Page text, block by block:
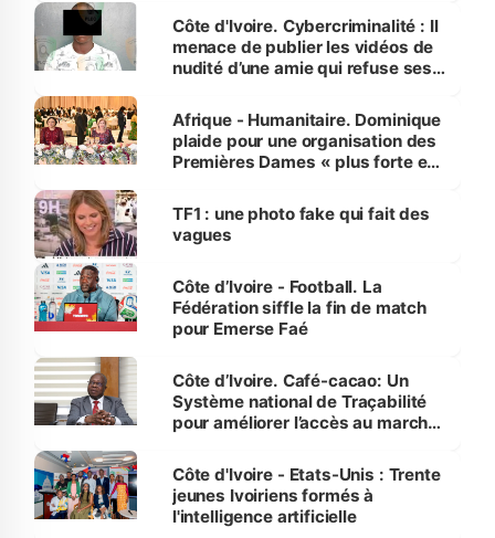
des Transports
Côte d'Ivoire. Cybercriminalité : Il
menace de publier les vidéos de
nudité d’une amie qui refuse ses
Afrique - Humanitaire. Dominique
plaide pour une organisation des
Premières Dames « plus forte et
sur la scène internationale »
TF1 : une photo fake qui fait des
vagues
Côte d’Ivoire - Football. La
Fédération siffle la fin de match
pour Emerse Faé
Côte d’Ivoire. Café-cacao: Un
Système national de Traçabilité
pour améliorer l’accès au marché
Côte d'Ivoire - Etats-Unis : Trente
jeunes Ivoiriens formés à
l'intelligence artificielle